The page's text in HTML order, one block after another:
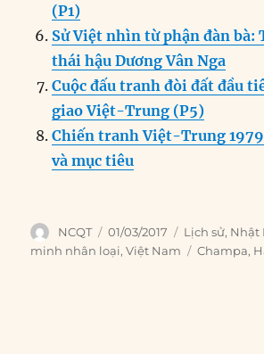
(P1)
Sử Việt nhìn từ phận đàn bà:
thái hậu Dương Vân Nga
Cuộc đấu tranh đòi đất đầu
giao Việt-Trung (P5)
Chiến tranh Việt-Trung
và mục tiêu
Author
NCQT
Posted
on
01/03/2017 Categories
Lịch sử, Nhật
minh nhân loại,Việt Nam Tags
Champa,